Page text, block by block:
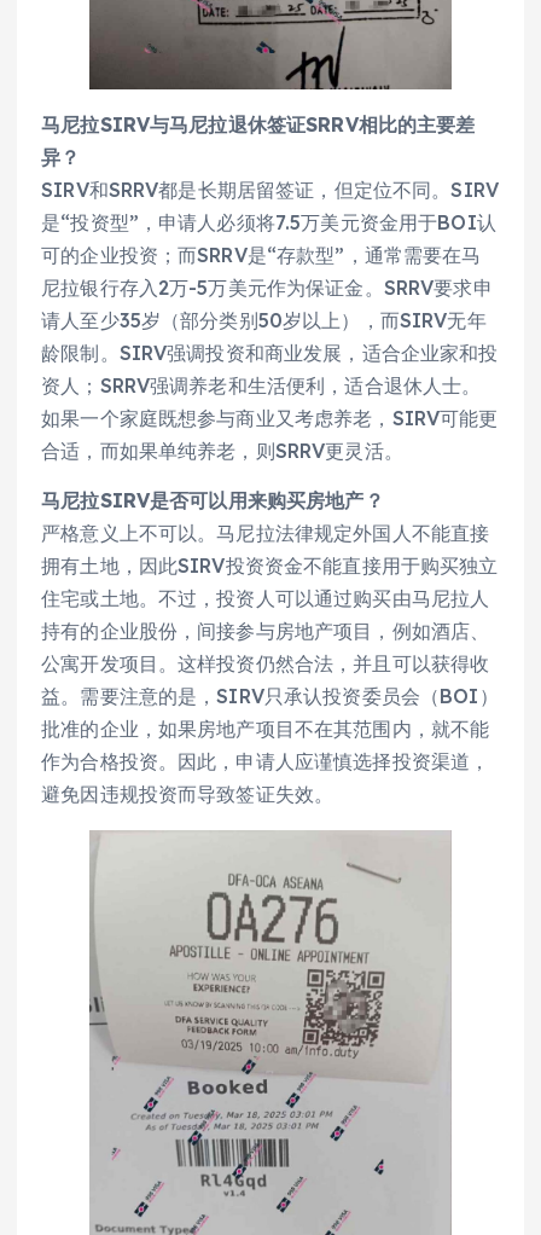
马尼拉SIRV与马尼拉退休签证SRRV相比的主要差
异？
SIRV和SRRV都是长期居留签证，但定位不同。SIRV
是“投资型”，申请人必须将7.5万美元资金用于BOI认
可的企业投资；而SRRV是“存款型”，通常需要在马
尼拉银行存入2万-5万美元作为保证金。SRRV要求申
请人至少35岁（部分类别50岁以上），而SIRV无年
龄限制。SIRV强调投资和商业发展，适合企业家和投
资人；SRRV强调养老和生活便利，适合退休人士。
如果一个家庭既想参与商业又考虑养老，SIRV可能更
合适，而如果单纯养老，则SRRV更灵活。
马尼拉SIRV是否可以用来购买房地产？
严格意义上不可以。马尼拉法律规定外国人不能直接
拥有土地，因此SIRV投资资金不能直接用于购买独立
住宅或土地。不过，投资人可以通过购买由马尼拉人
持有的企业股份，间接参与房地产项目，例如酒店、
公寓开发项目。这样投资仍然合法，并且可以获得收
益。需要注意的是，SIRV只承认投资委员会（BOI）
批准的企业，如果房地产项目不在其范围内，就不能
作为合格投资。因此，申请人应谨慎选择投资渠道，
避免因违规投资而导致签证失效。